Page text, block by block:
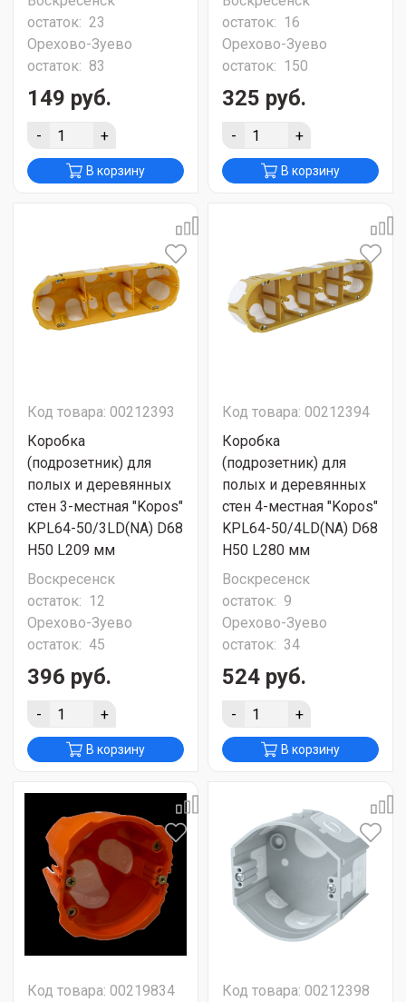
остаток: 23
Орехово-Зуево
остаток: 83
149 руб.
- +
В корзину
остаток: 16
Орехово-Зуево
остаток: 150
325 руб.
- +
В корзину
Код товара: 00212393
Коробка
(подрозетник) для
полых и деревянных
стен 3-местная "Kopos"
KPL64-50/3LD(NA) D68
H50 L209 мм
Воскресенск
остаток: 12
Орехово-Зуево
остаток: 45
396 руб.
- +
В корзину
Код товара: 00212394
Коробка
(подрозетник) для
полых и деревянных
стен 4-местная "Kopos"
KPL64-50/4LD(NA) D68
H50 L280 мм
Воскресенск
остаток: 9
Орехово-Зуево
остаток: 34
524 руб.
- +
В корзину
Код товара: 00219834
Код товара: 00212398